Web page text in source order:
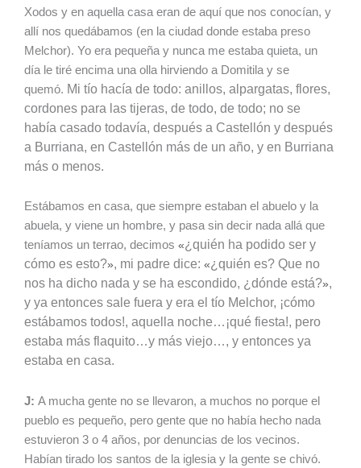
Xodos y en aquella casa eran de aquí que nos conocían, y
allí nos quedábamos (en la ciudad donde estaba preso
Melchor). Yo era pequeña y nunca me estaba quieta, un
día le tiré encima una olla hirviendo a Domitila y se
quemó. Mi tío hacía de todo: anillos, alpargatas, flores,
cordones para las tijeras, de todo, de todo; no se
había casado todavía, después a Castellón y después
a Burriana, en Castellón más de un año, y en Burriana
más o menos.
Estábamos en casa, que siempre estaban el abuelo y la
abuela, y viene un hombre, y pasa sin decir nada allá que
teníamos un terrao, decimos «¿quién ha podido ser y
cómo es esto?», mi padre dice: «¿quién es? Que no
nos ha dicho nada y se ha escondido, ¿dónde está?»,
y ya entonces sale fuera y era el tío Melchor, ¡cómo
estábamos todos!, aquella noche…¡qué fiesta!, pero
estaba más flaquito…y más viejo…, y entonces ya
estaba en casa.
J: A mucha gente no se llevaron, a muchos no porque el
pueblo es pequeño, pero gente que no había hecho nada
estuvieron 3 o 4 años, por denuncias de los vecinos.
Habían tirado los santos de la iglesia y la gente se chivó.